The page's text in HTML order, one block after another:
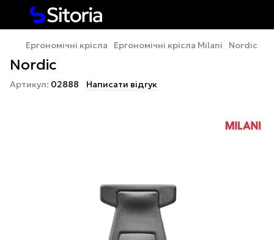
Ергономічні крісла Ергономічні крісла Milani Nordic
Nordic
Артикул: 02888 Написати відгук